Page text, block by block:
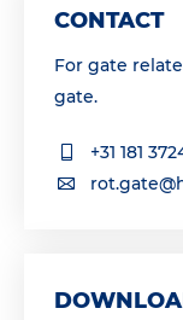
CONTACT
For gate
gate.
+31 181